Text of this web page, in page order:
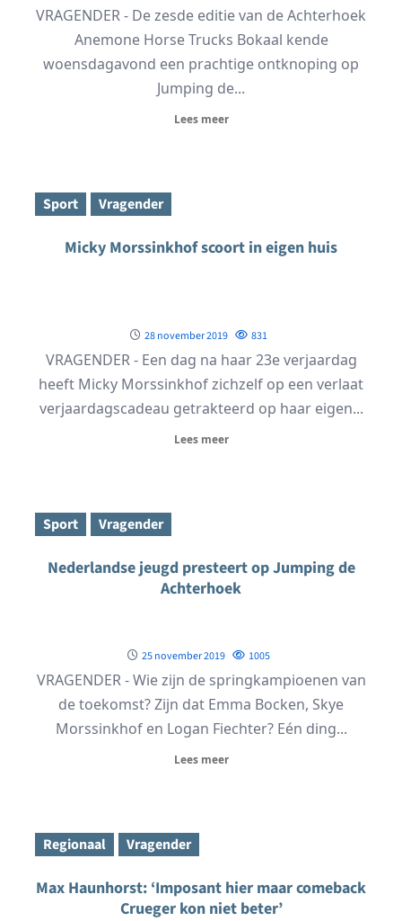
VRAGENDER - De zesde editie van de Achterhoek
Anemone Horse Trucks Bokaal kende
woensdagavond een prachtige ontknoping op
Jumping de...
Lees meer
Sport Vragender
Micky Morssinkhof scoort in eigen huis
28 november 2019 831
VRAGENDER - Een dag na haar 23e verjaardag
heeft Micky Morssinkhof zichzelf op een verlaat
verjaardagscadeau getrakteerd op haar eigen...
Lees meer
Sport Vragender
Nederlandse jeugd presteert op Jumping de
Achterhoek
25 november 2019 1005
VRAGENDER - Wie zijn de springkampioenen van
de toekomst? Zijn dat Emma Bocken, Skye
Morssinkhof en Logan Fiechter? Eén ding...
Lees meer
Regionaal Vragender
Max Haunhorst: ‘Imposant hier maar comeback
Crueger kon niet beter’